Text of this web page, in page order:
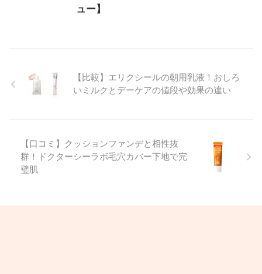
ュー】
【比較】エリクシールの朝用乳液！おしろ
いミルクとデーケアの値段や効果の違い
【口コミ】クッションファンデと相性抜
群！ドクターシーラボ毛穴カバー下地で完
璧肌